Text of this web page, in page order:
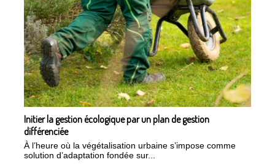
Initier la gestion écologique par un plan de gestion
différenciée
À l’heure où la végétalisation urbaine s’impose comme
solution d’adaptation fondée sur...